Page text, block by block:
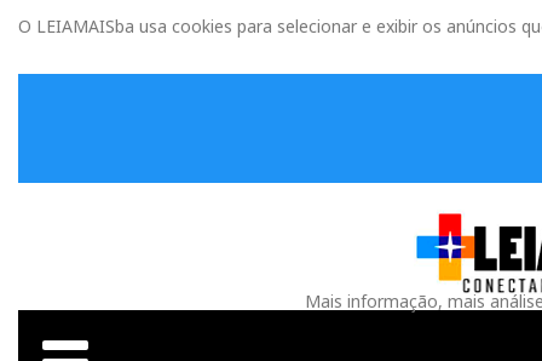
O LEIAMAISba usa cookies para selecionar e exibir os anúncios
Mais informação, mais